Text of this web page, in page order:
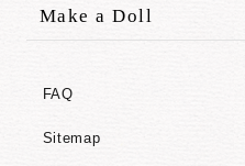
Make a Doll
FAQ
Sitemap